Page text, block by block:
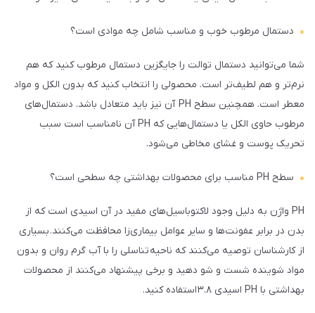
دستمال مرطوب خوب و مناسب شامل چه موادی است؟
شما می‌­توانید دستمال توالت را جایگزین دستمال مرطوب کنید که هم
نرم‌­تر و هم لطیف‌­تر است. محصولی را انتخاب کنید که بدون الکل و مواد
معطر است. همچنین سطح PH آن نیز باید متعادل باشد. دستمال­‌های
مرطوب حاوی الکل یا دستمال‌­هایی که PH آن نامناسب است سبب
تحریک پوست و غشای مخاطی می‌شود.
سطح PH مناسب برای محصولات بهداشتی چه سطحی است؟
PH واژن به دلیل وجود لاکتوباسیل‌های مفید در آن اسیدی است که از
بدن در برابر عفونت­‌ها و سایر عوامل بیماری‌­زا محافظت می­‌کنند. بسیاری
از کارشناسان توصیه می­‌کنند که ناحیه­ تناسلی را با آب گرم روان و بدون
مواد شوینده شست و شو دهید و برخی پیشنهاد می­‌کنند از محصولات
بهداشتی با PH اسیدی ۳.۸ استفاده کنید.